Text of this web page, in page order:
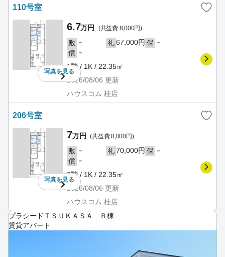
110号室
写真を見る
6.7万円 (共益費 8,000円)
敷 － 礼67,000円 保 －
償 －
1階 / 1K / 22.35㎡
2026/08/06 更新
ハウスコム 桂店
206号室
写真を見る
7万円 (共益費 8,000円)
敷 － 礼70,000円 保 －
償 －
2階 / 1K / 22.35㎡
2026/08/06 更新
ハウスコム 桂店
プラシードＴＳＵＫＡＳＡ Ｂ棟
賃貸アパート